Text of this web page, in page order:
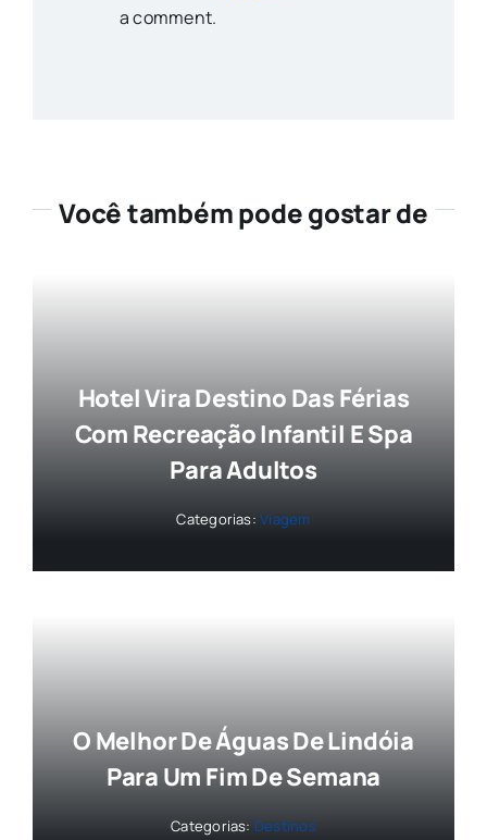
a comment.
Você também pode gostar de
Hotel Vira Destino Das Férias
Com Recreação Infantil E Spa
Para Adultos
Categorias:Viagem
O Melhor De Águas De Lindóia
Para Um Fim De Semana
Categorias: Destinos